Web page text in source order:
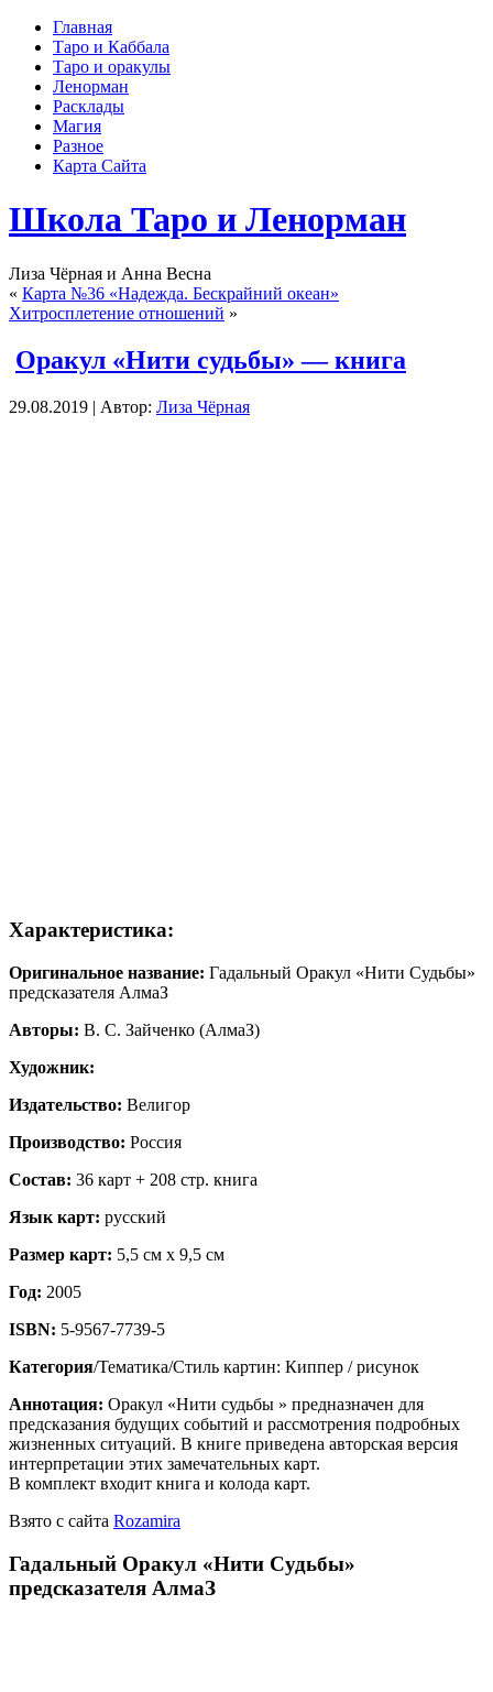
Главная
Таро и Каббала
Таро и оракулы
Ленорман
Расклады
Магия
Разное
Карта Сайта
Школа Таро и Ленорман
Лиза Чёрная и Анна Весна
« Карта №36 «Надежда. Бескрайний океан»
Хитросплетение отношений »
Оракул «Нити судьбы» — книга
29.08.2019 | Автор: Лиза Чёрная
Характеристика:
Оригинальное название: Гадальный Оракул «Нити Судьбы»
предсказателя АлмаЗ
Авторы: В. С. Зайченко (АлмаЗ)
Художник:
Издательство: Велигор
Производство: Россия
Состав: 36 карт + 208 стр. книга
Язык карт: русский
Размер карт: 5,5 см х 9,5 см
Год: 2005
ISBN: 5-9567-7739-5
Категория/Тематика/Стиль картин: Киппер / рисунок
Аннотация: Оракул «Нити судьбы » предназначен для
предсказания будущих событий и рассмотрения подробных
жизненных ситуаций. В книге приведена авторская версия
интерпретации этих замечательных карт.
В комплект входит книга и колода карт.
Взято с сайта Rozamira
Гадальный Оракул «Нити Судьбы»
предсказателя АлмаЗ